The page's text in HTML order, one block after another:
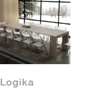
Logika